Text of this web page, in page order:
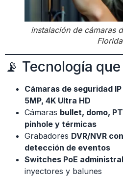
instalación de cámaras
Florida
📡 Tecnología
Cámaras de seguridad
5MP, 4K Ultra HD
Cámaras bullet, domo,
pinhole y térmicas
Grabadores DVR/NVR
detección de eventos
Switches PoE
inyectores y balunes